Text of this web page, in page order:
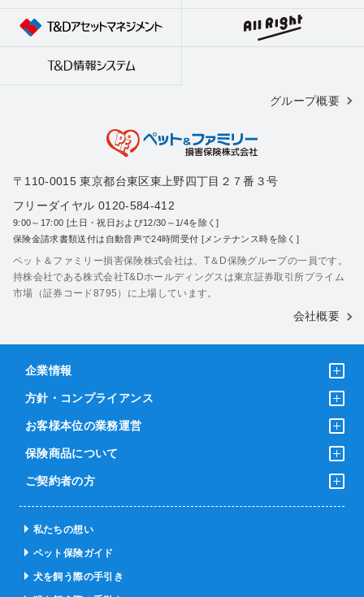
グループ概要
〒110-0015 東京都台東区東上野四丁目２７番３号
フリーダイヤル 0120-584-412
9:00～17:00 [土日・祝日および12/30～1/4を除く]
保険金請求書類送付は自動音声で24時間受付 [メンテナンス時を除く]
ペット＆ファミリー損害保険株式会社は、T＆D保険グループの一員です。
持株会社である株式会社T&Dホールディングスは東京証券取引所プライム
市場（証券コード8795）に上場しています。
会社概要
企業情報
方針・コンプライアンス
お客様本位の業務運営
保険商品について
ご契約者の方
私たちの想い
ペット保険ガイド
犬を飼う際の手引き